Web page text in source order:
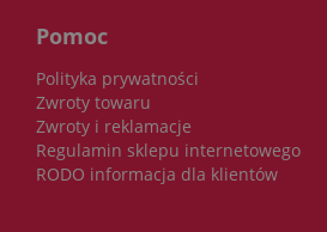
Pomoc
Polityka prywatności
Zwroty towaru
Zwroty i reklamacje
Regulamin sklepu internetowego
RODO informacja dla klientów